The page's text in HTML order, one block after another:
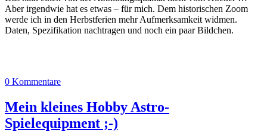
Aber irgendwie hat es etwas – für mich. Dem historischen Zoom
werde ich in den Herbstferien mehr Aufmerksamkeit widmen.
Daten, Spezifikation nachtragen und noch ein paar Bildchen.
0 Kommentare
Mein kleines Hobby Astro-
Spielequipment ;-)